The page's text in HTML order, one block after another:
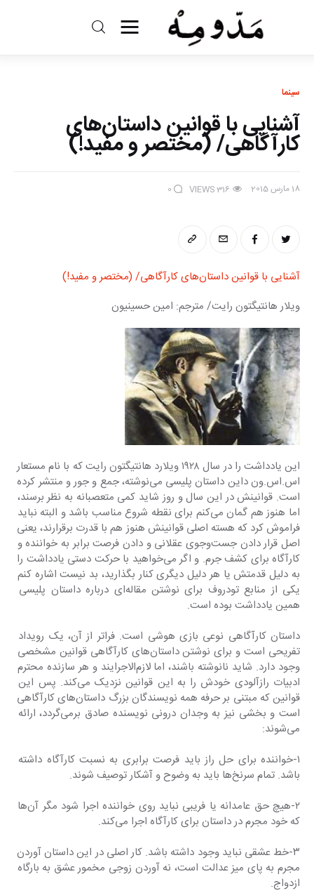
مد و مه
سینما
درباره ما
سینما
آشنایی با قوانین داستان‌های
کارآگاهی/ (مختصر و مفید!)
18 مارس 2015 316
VIEWS
0
آشنایی با قوانین داستان‌های کارآگاهی/ (مختصر و مفید!)
ویلار هانتیگتون رایت/ مترجم: امین حسینیون
این یادداشت را در سال ۱۹۲۸ ویلارد هانتیگتون رایت که با نام مستعار
اس.‌اس.‌ون داین داستان پلیسی می‌نوشته، جمع و جور و منتشر کرده
است. قوانینش در این سال و روز شاید کمی متعصبانه به نظر برسند،
اما هنوز هم گمان می‌کنم برای نقطه شروع مناسب باشد و البته نباید
فراموش کرد که هسته اصلی قوانینش هنوز هم با قدرت برقرارند، یعنی
اصل قرار دادن جست‌وجوی عقلانی و دادن فرصت برابر به خواننده و
کارآگاه برای کشف جرم. و اگر می‌خواهید با حرکت دستی یادداشت را
به دلیل قدمتش یا هر دلیل دیگری کنار بگذارید، بد نیست اشاره کنم
یکی از منابع تودروف برای نوشتن مقاله‌ای درباره داستان پلیسی
همین یادداشت بوده است.
داستان کارآگاهی نوعی بازی هوشی است. فراتر از آن، یک رویداد
تفریحی است و برای نوشتن داستان‌های کارآگاهی قوانین مشخصی
وجود دارد. شاید نانوشته باشند، اما لازم‌الاجرایند و هر سازنده محترم
ادبیات رازآلودی خودش را به این قوانین نزدیک می‌کند. پس این
قوانین که مبتنی بر حرفه همه نویسندگان بزرگ داستان‌های کارآگاهی
است و بخشی نیز به وجدان درونی نویسنده صادق برمی‌گردد، ارائه
می‌شوند:
۱-خواننده برای حل راز باید فرصت برابری به نسبت کارآگاه داشته
باشد. تمام سرنخ‌ها باید به وضوح و آشکار توصیف شوند.
۲-هیچ حق عامدانه یا فریبی نباید روی خواننده اجرا شود مگر آن‌ها
که خود مجرم در داستان برای کارآگاه اجرا می‌کند.
۳-خط عشقی نباید وجود داشته باشد. کار اصلی در این داستان آوردن
مجرم به پای میز عدالت است، نه آوردن زوجی مخمور عشق به بارگاه
ازدواج.